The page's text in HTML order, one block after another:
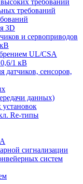
требований
3D
и сервоприводов
UL/CSA
1 кВ
датчиков, cенсоров,
данных)
установок
Re-типы
сигнализации
систем